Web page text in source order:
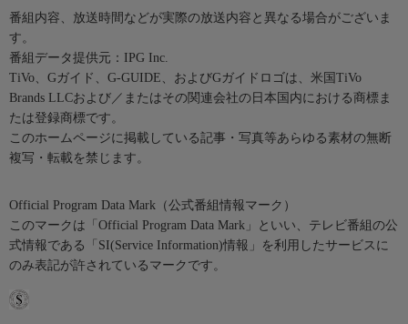
番組内容、放送時間などが実際の放送内容と異なる場合がございま
す。
番組データ提供元：IPG Inc.
TiVo、Gガイド、G-GUIDE、およびGガイドロゴは、米国TiVo
Brands LLCおよび／またはその関連会社の日本国内における商標ま
たは登録商標です。
このホームページに掲載している記事・写真等あらゆる素材の無断
複写・転載を禁じます。
Official Program Data Mark（公式番組情報マーク）
このマークは「Official Program Data Mark」といい、テレビ番組の公
式情報である「SI(Service Information)情報」を利用したサービスに
のみ表記が許されているマークです。